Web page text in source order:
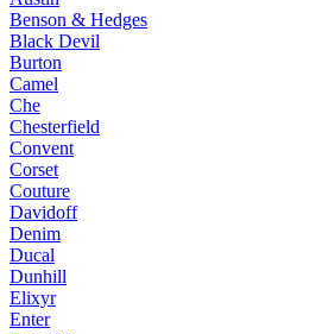
Benson & Hedges
Black Devil
Burton
Camel
Che
Chesterfield
Convent
Corset
Couture
Davidoff
Denim
Ducal
Dunhill
Elixyr
Enter